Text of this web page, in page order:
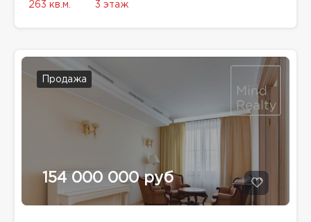
263 кв.м. 3 этаж
Продажа
154 000 000 руб